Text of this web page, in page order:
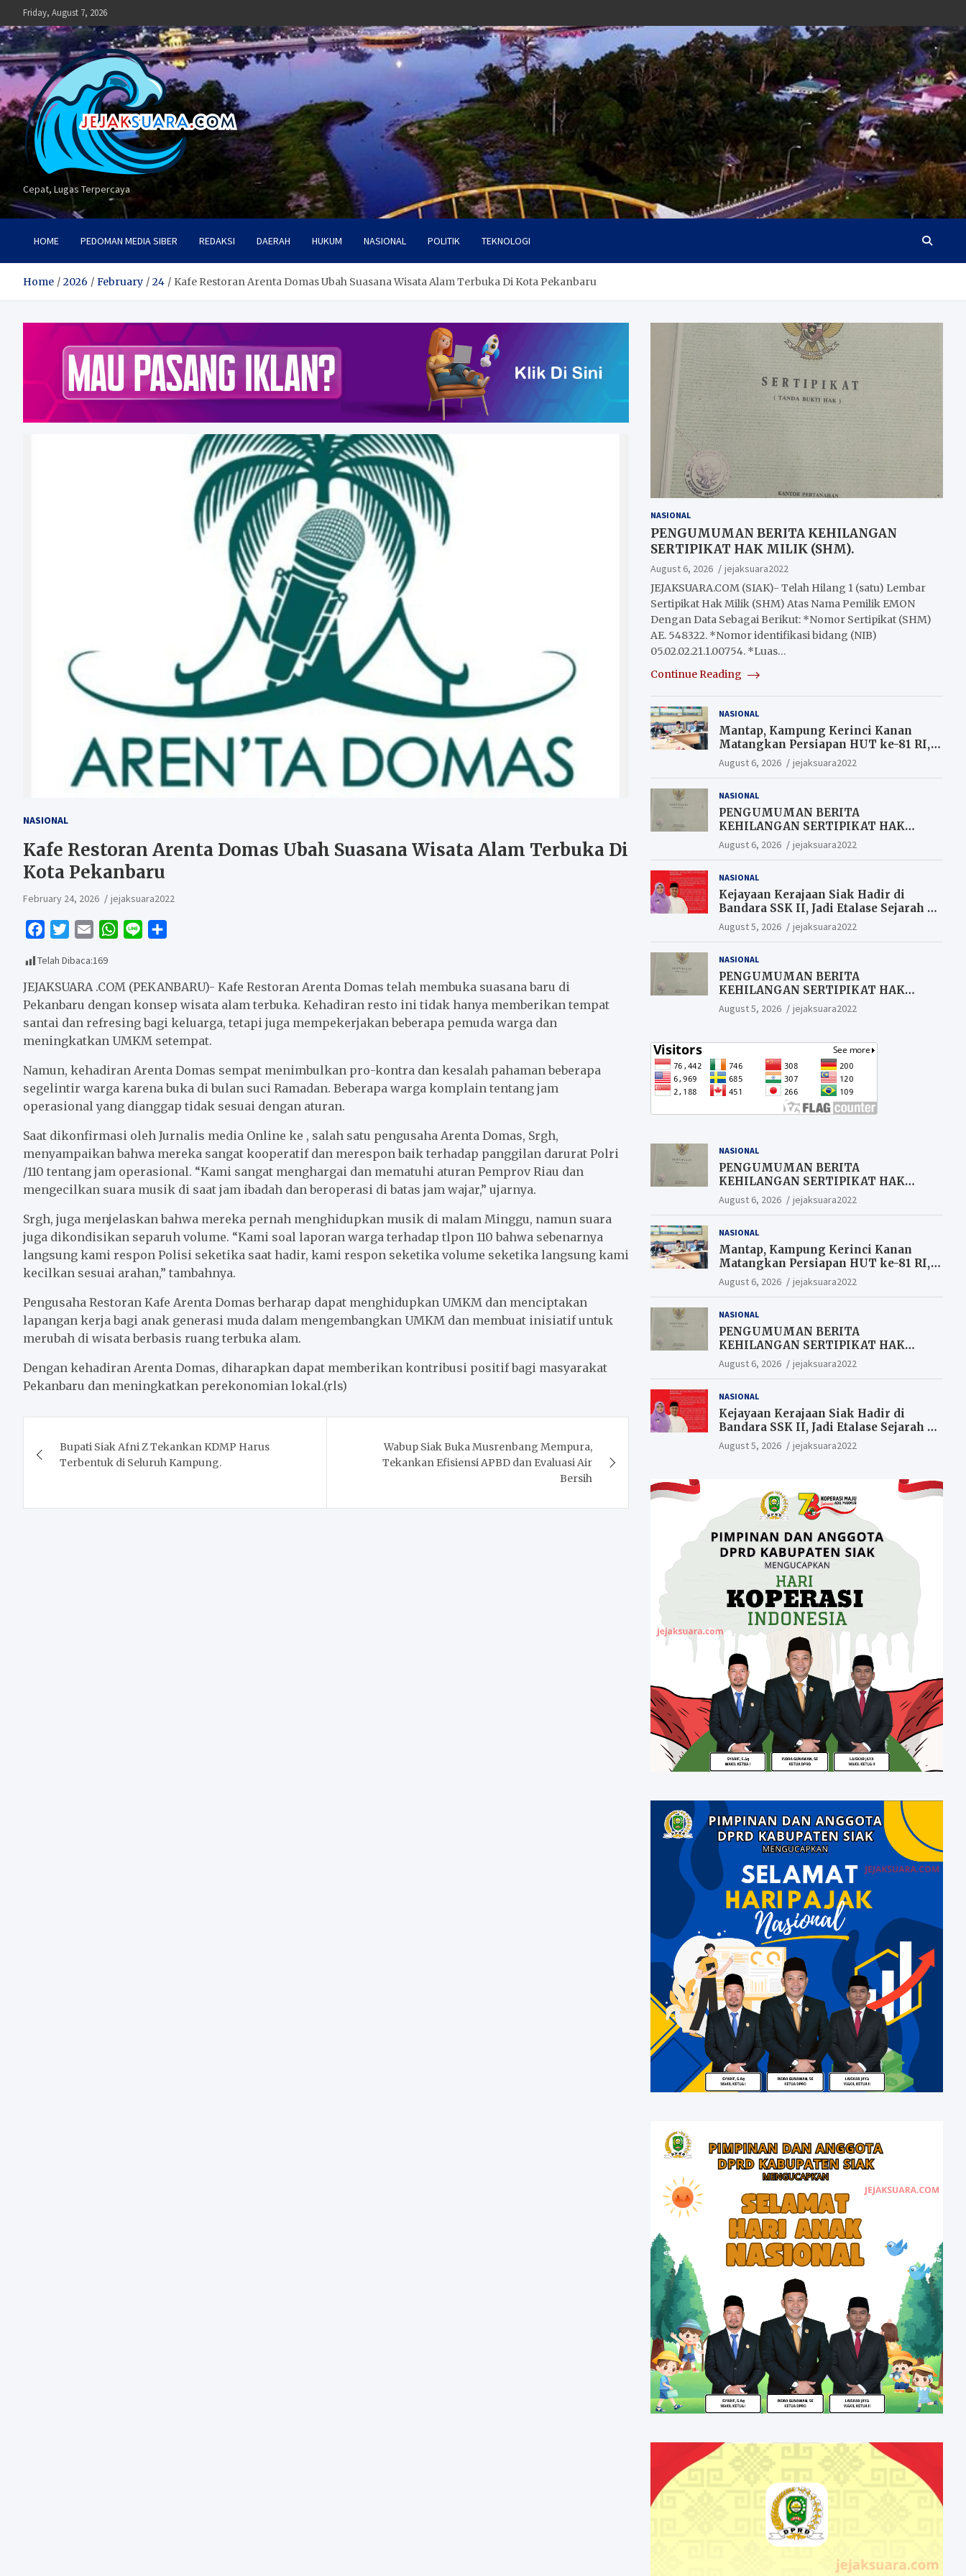
to
content
Friday, August 7, 2026
Cepat, Lugas Terpercaya
HOME PEDOMAN MEDIA SIBER REDAKSI DAERAH HUKUM NASIONAL POLITIK TEKNOLOGI
Home 2026 February 24 Kafe Restoran Arenta Domas Ubah Suasana Wisata Alam Terbuka Di Kota Pekanbaru
NASIONAL
Kafe Restoran Arenta Domas Ubah Suasana Wisata Alam Terbuka Di
Kota Pekanbaru
February 24, 2026 jejaksuara2022
c
e
b
o
o
i
t
t
e
r
a
l
W
t
s
A
p
e
r
e
Telah Dibaca:169
JEJAKSUARA .COM (PEKANBARU)- Kafe Restoran Arenta Domas telah membuka suasana baru di
Pekanbaru dengan konsep wisata alam terbuka. Kehadiran resto ini tidak hanya memberikan tempat
santai dan refresing bagi keluarga, tetapi juga mempekerjakan beberapa pemuda warga dan
meningkatkan UMKM setempat.
Namun, kehadiran Arenta Domas sempat menimbulkan pro-kontra dan kesalah pahaman beberapa
segelintir warga karena buka di bulan suci Ramadan. Beberapa warga komplain tentang jam
operasional yang dianggap tidak sesuai dengan aturan.
Saat dikonfirmasi oleh Jurnalis media Online ke , salah satu pengusaha Arenta Domas, Srgh,
menyampaikan bahwa mereka sangat kooperatif dan merespon baik terhadap panggilan darurat Polri
/110 tentang jam operasional. “Kami sangat menghargai dan mematuhi aturan Pemprov Riau dan
mengecilkan suara musik di saat jam ibadah dan beroperasi di batas jam wajar,” ujarnya.
Srgh, juga menjelaskan bahwa mereka pernah menghidupkan musik di malam Minggu, namun suara
juga dikondisikan separuh volume. “Kami soal laporan warga terhadap tlpon 110 bahwa sebenarnya
langsung kami respon Polisi seketika saat hadir, kami respon seketika volume seketika langsung kami
kecilkan sesuai arahan,” tambahnya.
Pengusaha Restoran Kafe Arenta Domas berharap dapat menghidupkan UMKM dan menciptakan
lapangan kerja bagi anak generasi muda dalam mengembangkan UMKM dan membuat inisiatif untuk
merubah di wisata berbasis ruang terbuka alam.
Dengan kehadiran Arenta Domas, diharapkan dapat memberikan kontribusi positif bagi masyarakat
Pekanbaru dan meningkatkan perekonomian lokal.(rls)
navigation
Bupati Siak Afni Z Tekankan KDMP Harus
Terbentuk di Seluruh Kampung.
Wabup Siak Buka Musrenbang Mempura,
Tekankan Efisiensi APBD dan Evaluasi Air
Bersih
NASIONAL
PENGUMUMAN BERITA KEHILANGAN
SERTIPIKAT HAK MILIK (SHM).
August 6, 2026
jejaksuara2022
JEJAKSUARA.COM (SIAK)- Telah Hilang 1 (satu) Lembar
Sertipikat Hak Milik (SHM) Atas Nama Pemilik EMON
Dengan Data Sebagai Berikut: *Nomor Sertipikat (SHM)
AE. 548322. *Nomor identifikasi bidang (NIB)
05.02.02.21.1.00754. *Luas…
Continue Reading
NASIONAL
Mantap, Kampung Kerinci Kanan
Matangkan Persiapan HUT ke-81 RI,
Warga yang ikut Upacara
Berkesempatan Raih Hadiah
August 6, 2026 jejaksuara2022
NASIONAL
PENGUMUMAN BERITA
KEHILANGAN SERTIPIKAT HAK
MILIK (SHM).
August 6, 2026 jejaksuara2022
NASIONAL
Kejayaan Kerajaan Siak Hadir di
Bandara SSK II, Jadi Etalase Sejarah di
Gerbang Riau
August 5, 2026 jejaksuara2022
NASIONAL
PENGUMUMAN BERITA
KEHILANGAN SERTIPIKAT HAK
MILIK (SHM).
August 5, 2026 jejaksuara2022
NASIONAL
PENGUMUMAN BERITA
KEHILANGAN SERTIPIKAT HAK
MILIK (SHM).
August 6, 2026 jejaksuara2022
NASIONAL
Mantap, Kampung Kerinci Kanan
Matangkan Persiapan HUT ke-81 RI,
Warga yang ikut Upacara
Berkesempatan Raih Hadiah
August 6, 2026 jejaksuara2022
NASIONAL
PENGUMUMAN BERITA
KEHILANGAN SERTIPIKAT HAK
MILIK (SHM).
August 6, 2026 jejaksuara2022
NASIONAL
Kejayaan Kerajaan Siak Hadir di
Bandara SSK II, Jadi Etalase Sejarah di
Gerbang Riau
August 5, 2026 jejaksuara2022